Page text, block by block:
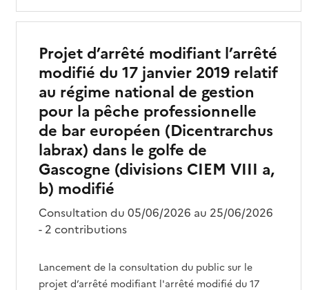
Projet d’arrêté modifiant l’arrêté
modifié du 17 janvier 2019 relatif
au régime national de gestion
pour la pêche professionnelle
de bar européen (Dicentrarchus
labrax) dans le golfe de
Gascogne (divisions CIEM VIII a,
b) modifié
Consultation du 05/06/2026 au 25/06/2026
- 2 contributions
Lancement de la consultation du public sur le
projet d’arrêté modifiant l'arrêté modifié du 17